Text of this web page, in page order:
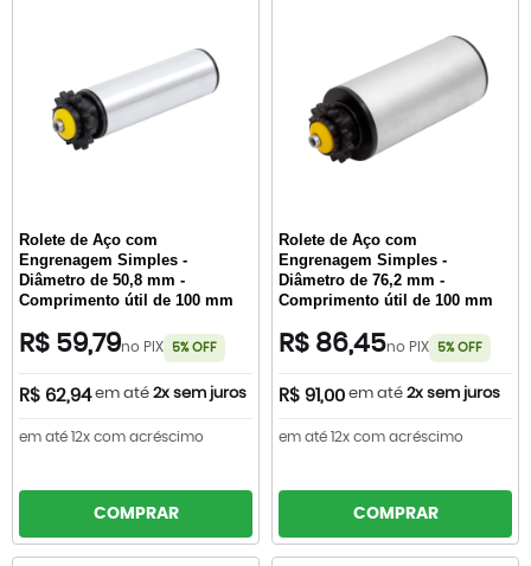
Rolete de Aço com
Engrenagem Simples -
Diâmetro de 50,8 mm -
Comprimento útil de 100 mm
R$ 59,79no PIX 5% OFF
R$ 62,94 em até 2x sem juros
em até 12x com acréscimo
COMPRAR
Rolete de Aço com
Engrenagem Simples -
Diâmetro de 76,2 mm -
Comprimento útil de 100 mm
R$ 86,45no PIX 5% OFF
R$ 91,00 em até 2x sem juros
em até 12x com acréscimo
COMPRAR